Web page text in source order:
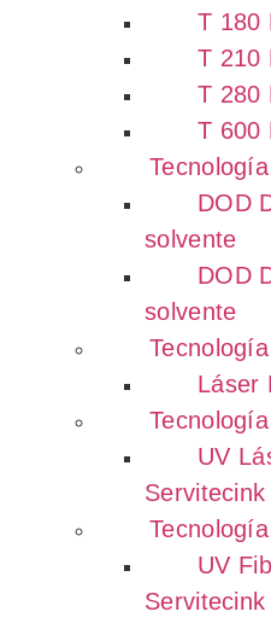
T 180
T 210
T 280
T 600
DOD
solvente
DOD
solvente
Láser
UV
Servitecink
UV
Servitecink